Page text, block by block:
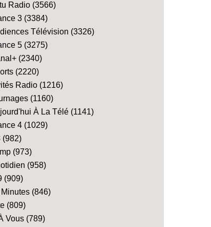
Radio (3566)
3 (3384)
Télévision (3326)
5 (3275)
(2340)
(2220)
Radio (1216)
(1160)
À La Télé (1141)
4 (1029)
(982)
(973)
(958)
(909)
(846)
(809)
Vous (789)